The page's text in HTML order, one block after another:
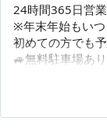
24時間365日営業
※年末年始もいつ
初めての方でも
🚙無料駐車場あ